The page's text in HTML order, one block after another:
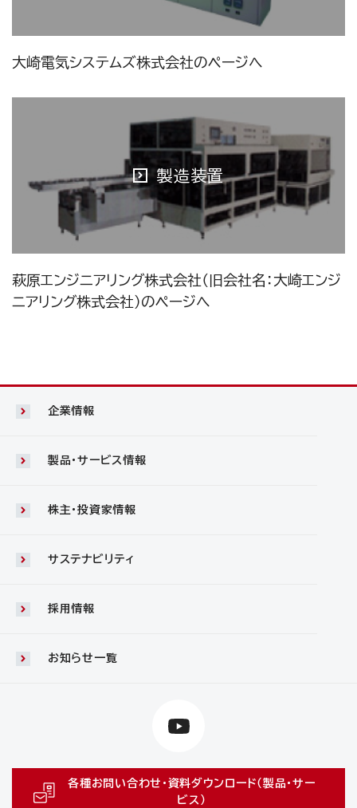
大崎電気システムズ株式会社のページへ
製造装置
萩原エンジニアリング株式会社（旧会社名：大崎エンジ
ニアリング株式会社）のページへ
企業情報
製品・サービス情報
株主・投資家情報
サステナビリティ
採用情報
お知らせ一覧
各種お問い合わせ・資料ダウンロード（製品・サー
ビス）